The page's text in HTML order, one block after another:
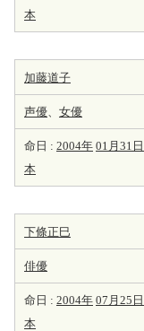
本
加藤道子
声優、 女優
命日 : 2004年 01月31日
本
下條正巳
俳優
命日 : 2004年 07月25日
本